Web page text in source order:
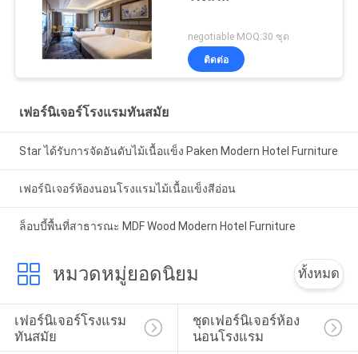
negotiable MOQ:30 ชุด
ติดต่อ
เฟอร์นิเจอร์โรงแรมทันสมัย
Star ได้รับการจัดอันดับไม้เนื้อแข็ง Paken Modern Hotel Furniture
เฟอร์นิเจอร์ห้องนอนโรงแรมไม้เนื้อแข็งสีอ่อน
ล็อบบี้พื้นที่สาธารณะ MDF Wood Modern Hotel Furniture
หมวดหมู่ยอดนิยม ทั้งหมด
เฟอร์นิเจอร์โรงแรม
ทันสมัย
ชุดเฟอร์นิเจอร์ห้อง
นอนโรงแรม